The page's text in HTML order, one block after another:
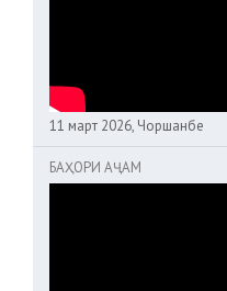
11 март 2026, Чоршанбе
БАҲОРИ АҶАМ